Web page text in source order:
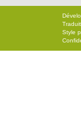
Style